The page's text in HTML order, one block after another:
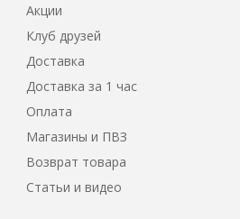
Акции
Клуб друзей
Доставка
Доставка за 1 час
Оплата
Магазины и ПВЗ
Возврат товара
Статьи и видео